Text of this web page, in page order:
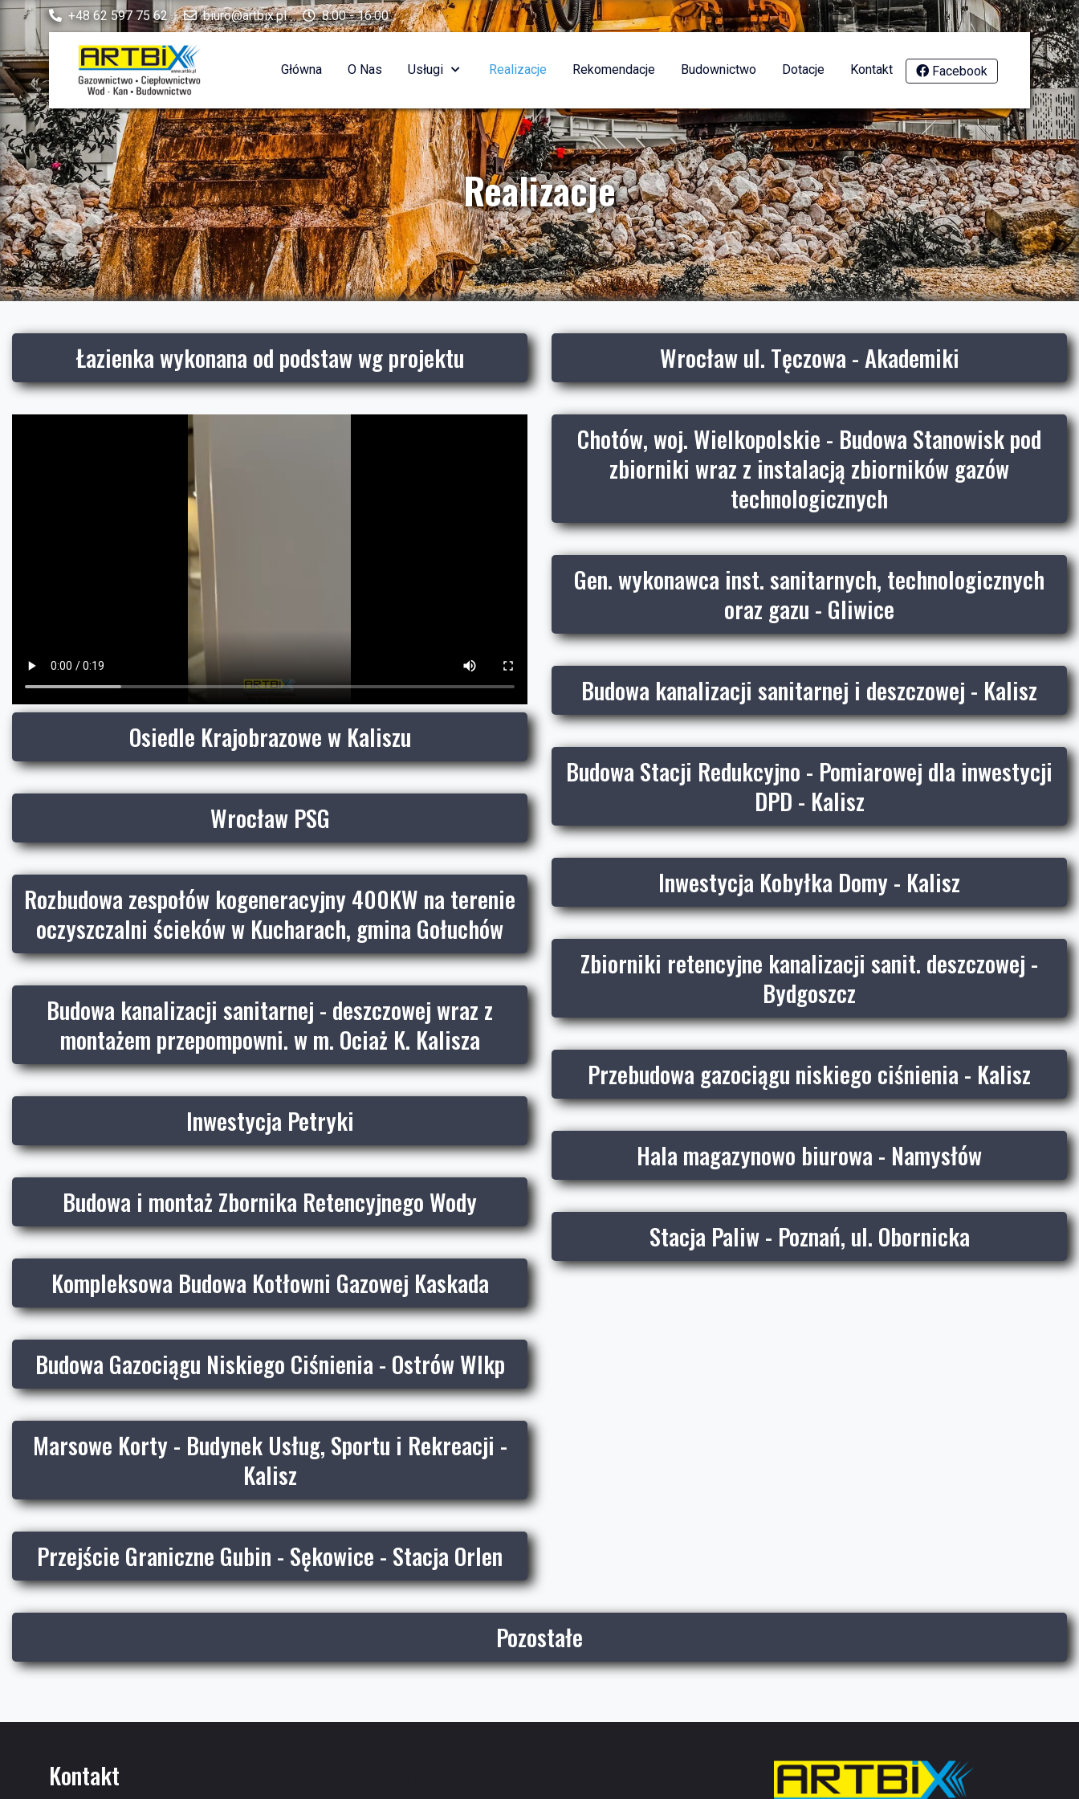
+48 62 597 75 62 biuro@artbix.pl 8:00 - 16:00
Główna O Nas Usługi Realizacje Rekomendacje Budownictwo Dotacje Kontakt Facebook
Realizacje
Łazienka wykonana od podstaw wg projektu
Osiedle Krajobrazowe w Kaliszu
Wrocław PSG
Rozbudowa zespołów kogeneracyjny 400KW na terenie
oczyszczalni ścieków w Kucharach, gmina Gołuchów
Budowa kanalizacji sanitarnej - deszczowej wraz z
montażem przepompowni. w m. Ociaż K. Kalisza
Inwestycja Petryki
Budowa i montaż Zbornika Retencyjnego Wody
Kompleksowa Budowa Kotłowni Gazowej Kaskada
Budowa Gazociągu Niskiego Ciśnienia - Ostrów Wlkp
Marsowe Korty - Budynek Usług, Sportu i Rekreacji -
Kalisz
Przejście Graniczne Gubin - Sękowice - Stacja Orlen
Wrocław ul. Tęczowa - Akademiki
Chotów, woj. Wielkopolskie - Budowa Stanowisk pod
zbiorniki wraz z instalacją zbiorników gazów
technologicznych
Gen. wykonawca inst. sanitarnych, technologicznych
oraz gazu - Gliwice
Budowa kanalizacji sanitarnej i deszczowej - Kalisz
Budowa Stacji Redukcyjno - Pomiarowej dla inwestycji
DPD - Kalisz
Inwestycja Kobyłka Domy - Kalisz
Zbiorniki retencyjne kanalizacji sanit. deszczowej -
Bydgoszcz
Przebudowa gazociągu niskiego ciśnienia - Kalisz
Hala magazynowo biurowa - Namysłów
Stacja Paliw - Poznań, ul. Obornicka
Pozostałe
Kontakt